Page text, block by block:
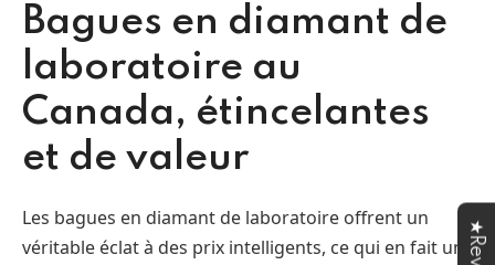
Bagues en diamant de
laboratoire au
Canada, étincelantes
et de valeur
Les bagues en diamant de laboratoire offrent un
véritable éclat à des prix intelligents, ce qui en fait un